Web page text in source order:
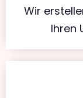
Wir
Ihren